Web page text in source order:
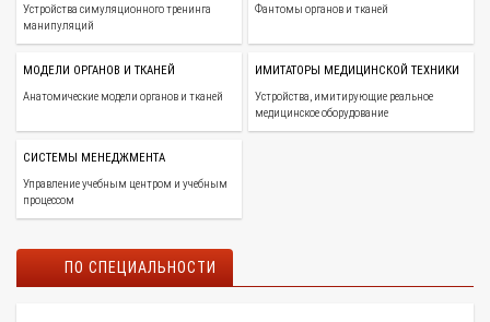
Устройства симуляционного тренинга
манипуляций
Фантомы органов и тканей
МОДЕЛИ ОРГАНОВ И ТКАНЕЙ
Анатомические модели органов и тканей
ИМИТАТОРЫ МЕДИЦИНСКОЙ ТЕХНИКИ
Устройства, имитирующие реальное
медицинское оборудование
СИСТЕМЫ МЕНЕДЖМЕНТА
Управление учебным центром и учебным
процессом
ПО СПЕЦИАЛЬНОСТИ